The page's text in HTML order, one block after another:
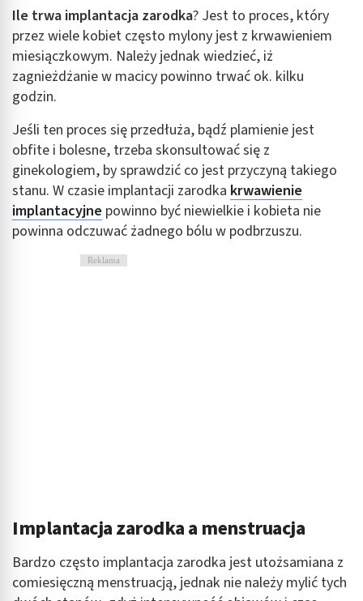
Ile trwa implantacja zarodka? Jest to proces, który
przez wiele kobiet często mylony jest z krwawieniem
miesiączkowym. Należy jednak wiedzieć, iż
zagnieżdżanie w macicy powinno trwać ok. kilku
godzin.
Jeśli ten proces się przedłuża, bądź plamienie jest
obfite i bolesne, trzeba skonsultować się z
ginekologiem, by sprawdzić co jest przyczyną takiego
stanu. W czasie implantacji zarodka krwawienie
implantacyjne powinno być niewielkie i kobieta nie
powinna odczuwać żadnego bólu w podbrzuszu.
Reklama
Implantacja zarodka a menstruacja
Bardzo często implantacja zarodka jest utożsamiana z
comiesięczną menstruacją, jednak nie należy mylić tych
Wykorzystywanie profili w celu doboru
spersonalizowanych treści
Pomiar efektywności reklam
Pomiar efektywności treści
Rozumienie odbiorców dzięki statystyce lub
kombinacji danych z różnych źródeł
Rozwój i ulepszanie usług
Wykorzystywanie ograniczonych danych do
wyboru treści
Funkcje specjalne IAB:
Użycie dokładnych danych geolokalizacyjnych